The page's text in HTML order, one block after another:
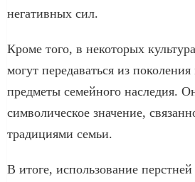
негативных сил.
Кроме того, в некоторых
могут передаваться из
предметы семейного наследия.
символическое значение,
традициями семьи.
В итоге, использование